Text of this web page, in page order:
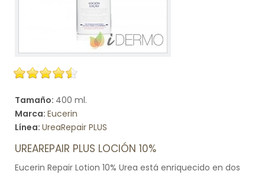
Tamaño: 400 ml.
Marca: Eucerin
Línea: UreaRepair PLUS
UREAREPAIR PLUS LOCIÓN 10%
Eucerin Repair Lotion 10% Urea está enriquecido en dos